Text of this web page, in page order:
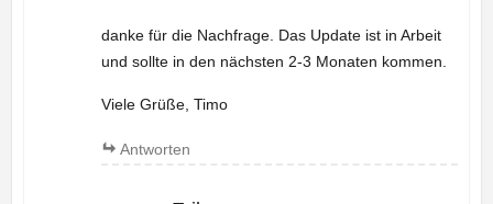
danke für die Nachfrage. Das Update ist in Arbeit
und sollte in den nächsten 2-3 Monaten kommen.
Viele Grüße, Timo
Antworten